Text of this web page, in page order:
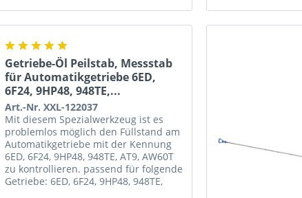
Getriebe-Öl Peilstab, Messstab
für Automatikgetriebe 6ED,
6F24, 9HP48, 948TE,...
Art.-Nr. XXL-122037
Mit diesem Spezialwerkzeug ist es
problemlos möglich den Füllstand am
Automatikgetriebe mit der Kennung
6ED, 6F24, 9HP48, 948TE, AT9, AW60T
zu kontrollieren. passend für folgende
Getriebe: 6ED, 6F24, 9HP48, 948TE,